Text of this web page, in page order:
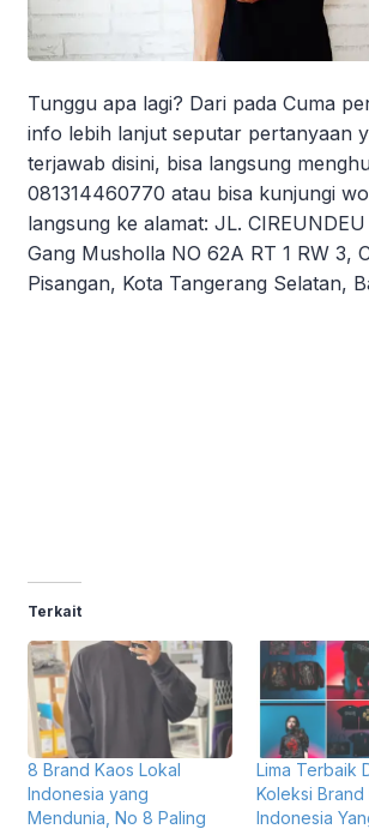
Tunggu apa lagi? Dari pada Cuma
info lebih lanjut seputar pertanyaan
terjawab disini, bisa langsung
081314460770 atau bisa kunjungi
langsung ke alamat: JL.
Gang Musholla NO 62A RT 1 RW 3,
Pisangan, Kota Tangerang Selatan,
Terkait
8 Brand Kaos Lokal
Indonesia yang
Mendunia, No 8 Paling
Lima Terbaik
Koleksi Brand
Indonesia